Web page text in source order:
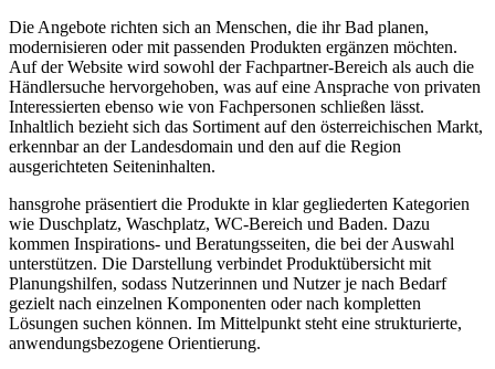
Die Angebote richten sich an Menschen, die ihr Bad planen,
modernisieren oder mit passenden Produkten ergänzen möchten.
Auf der Website wird sowohl der Fachpartner-Bereich als auch die
Händlersuche hervorgehoben, was auf eine Ansprache von privaten
Interessierten ebenso wie von Fachpersonen schließen lässt.
Inhaltlich bezieht sich das Sortiment auf den österreichischen Markt,
erkennbar an der Landesdomain und den auf die Region
ausgerichteten Seiteninhalten.
hansgrohe präsentiert die Produkte in klar gegliederten Kategorien
wie Duschplatz, Waschplatz, WC-Bereich und Baden. Dazu
kommen Inspirations- und Beratungsseiten, die bei der Auswahl
unterstützen. Die Darstellung verbindet Produktübersicht mit
Planungshilfen, sodass Nutzerinnen und Nutzer je nach Bedarf
gezielt nach einzelnen Komponenten oder nach kompletten
Lösungen suchen können. Im Mittelpunkt steht eine strukturierte,
anwendungsbezogene Orientierung.